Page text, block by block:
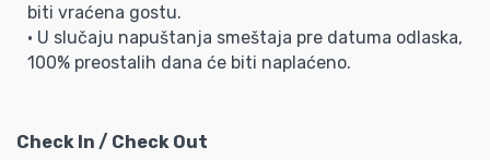
biti vraćena gostu.
• U slučaju napuštanja smeštaja pre datuma odlaska,
100% preostalih dana će biti naplaćeno.
Check In / Check Out